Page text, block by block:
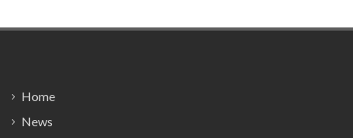
Home
News